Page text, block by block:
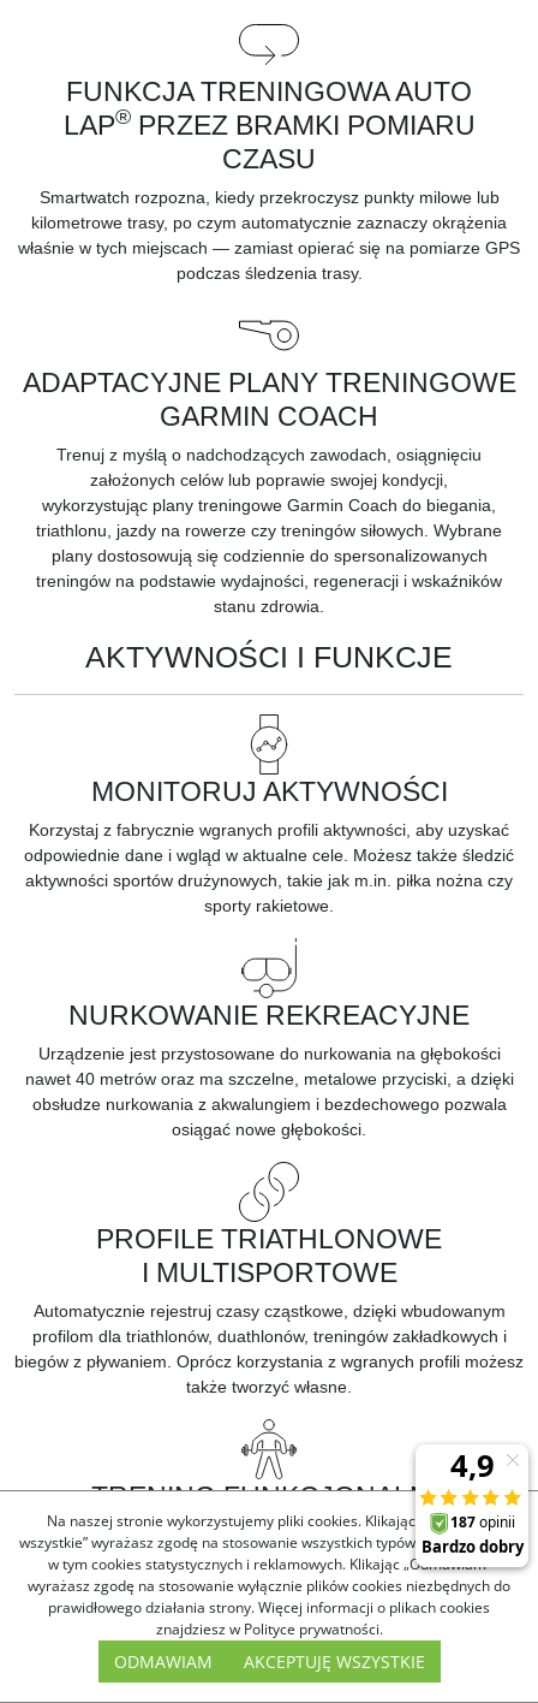
FUNKCJA TRENINGOWA AUTO
LAP® PRZEZ BRAMKI POMIARU
CZASU
Smartwatch rozpozna, kiedy przekroczysz punkty milowe lub
kilometrowe trasy, po czym automatycznie zaznaczy okrążenia
właśnie w tych miejscach — zamiast opierać się na pomiarze GPS
podczas śledzenia trasy.
ADAPTACYJNE PLANY TRENINGOWE
GARMIN COACH
Trenuj z myślą o nadchodzących zawodach, osiągnięciu
założonych celów lub poprawie swojej kondycji,
wykorzystując plany treningowe Garmin Coach do biegania,
triathlonu, jazdy na rowerze czy treningów siłowych. Wybrane
plany dostosowują się codziennie do spersonalizowanych
treningów na podstawie wydajności, regeneracji i wskaźników
stanu zdrowia.
AKTYWNOŚCI I FUNKCJE
MONITORUJ AKTYWNOŚCI
Korzystaj z fabrycznie wgranych profili aktywności, aby uzyskać
odpowiednie dane i wgląd w aktualne cele. Możesz także śledzić
aktywności sportów drużynowych, takie jak m.in. piłka nożna czy
sporty rakietowe.
NURKOWANIE REKREACYJNE
Urządzenie jest przystosowane do nurkowania na głębokości
nawet 40 metrów oraz ma szczelne, metalowe przyciski, a dzięki
obsłudze nurkowania z akwalungiem i bezdechowego pozwala
osiągać nowe głębokości.
PROFILE TRIATHLONOWE
I MULTISPORTOWE
Automatycznie rejestruj czasy cząstkowe, dzięki wbudowanym
profilom dla triathlonów, duathlonów, treningów zakładkowych i
biegów z pływaniem. Oprócz korzystania z wgranych profili możesz
także tworzyć własne.
TRENING FUNKCJONALNY
Pobieraj bezpłatne treningi interwałowe o wysokiej intensywności
(HIIT), siłowe, kardio, jogi, pilatesu i mobilności, aby urozmaicić
swój trening.
ANIMOWANE WSKAZÓWKI
Na naszej stronie wykorzystujemy pliki cookies. Klikając „Akceptuję
wszystkie” wyrażasz zgodę na stosowanie wszystkich typów plików cookies,
w tym cookies statystycznych i reklamowych. Klikając „Odmawiam”
wyrażasz zgodę na stosowanie wyłącznie plików cookies niezbędnych do
prawidłowego działania strony. Więcej informacji o plikach cookies
znajdziesz w Polityce prywatności.
ODMAWIAM AKCEPTUJĘ WSZYSTKIE